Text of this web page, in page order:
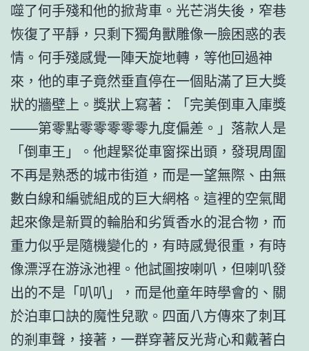
噬了何手殘和他的掀背車。光芒消失後，窄巷
恢復了平靜，只剩下獨角獸雕像一臉困惑的表
情。何手殘感覺一陣天旋地轉，等他回過神
來，他的車子竟然垂直停在一個貼滿了巨大獎
狀的牆壁上。獎狀上寫著：「完美倒車入庫獎
——第零點零零零零零九度偏差。」落款人是
「倒車王」。他趕緊從車窗探出頭，發現周圍
不再是熟悉的城市街道，而是一望無際、由無
數白線和編號組成的巨大網格。這裡的空氣聞
起來像是新買的輪胎和劣質香水的混合物，而
重力似乎是隨機變化的，有時感覺很重，有時
像漂浮在游泳池裡。他試圖按喇叭，但喇叭發
出的不是「叭叭」，而是他童年時學會的、關
於泊車口訣的魔性兒歌。四面八方傳來了刺耳
的剎車聲，接著，一群穿著反光背心和戴著白